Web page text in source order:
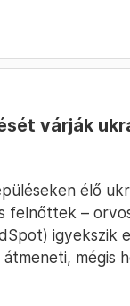
várják
élő
–
igyekszik
mégis